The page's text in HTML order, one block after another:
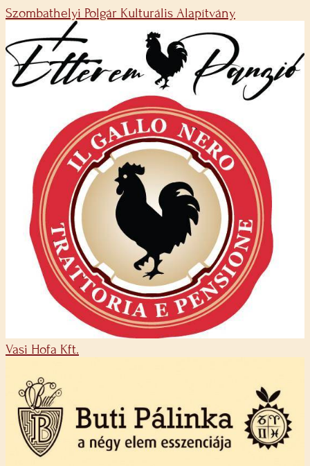
Szombathelyi Polgár Kulturális Alapítvány
Vasi Hofa Kft.